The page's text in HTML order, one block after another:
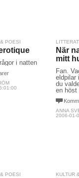
POESI
i natten
När
mitt
Fan.
eldpilar
du
en höst
ANNA
2006-01-
POESI KULTUR